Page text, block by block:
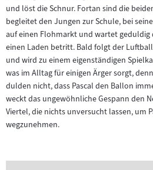
und löst die Schnur. Fortan sind die
begleitet den Jungen zur Schule, bei
auf einen Flohmarkt und wartet geduldig
einen Laden betritt. Bald folgt der
und wird zu einem eigenständigen
was im Alltag für einigen Ärger sorgt,
dulden nicht, dass Pascal den Ballon
weckt das ungewöhnliche Gespann den
Viertel, die nichts unversucht lassen, um
wegzunehmen.